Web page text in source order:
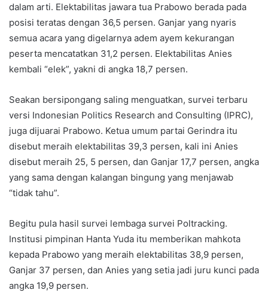
dalam arti. Elektabilitas jawara tua Prabowo berada pada
posisi teratas dengan 36,5 persen. Ganjar yang nyaris
semua acara yang digelarnya adem ayem kekurangan
peserta mencatatkan 31,2 persen. Elektabilitas Anies
kembali “elek”, yakni di angka 18,7 persen.
Seakan bersipongang saling menguatkan, survei terbaru
versi Indonesian Politics Research and Consulting (IPRC),
juga dijuarai Prabowo. Ketua umum partai Gerindra itu
disebut meraih elektabilitas 39,3 persen, kali ini Anies
disebut meraih 25, 5 persen, dan Ganjar 17,7 persen, angka
yang sama dengan kalangan bingung yang menjawab
“tidak tahu”.
Begitu pula hasil survei lembaga survei Poltracking.
Institusi pimpinan Hanta Yuda itu memberikan mahkota
kepada Prabowo yang meraih elektabilitas 38,9 persen,
Ganjar 37 persen, dan Anies yang setia jadi juru kunci pada
angka 19,9 persen.